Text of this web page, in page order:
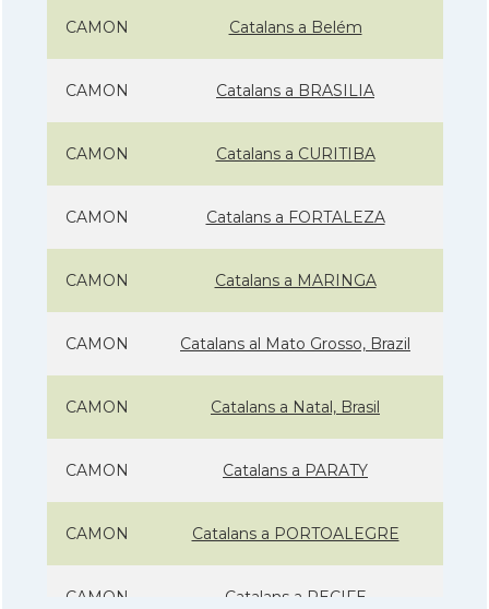
CAMON Catalans a Belém
CAMON Catalans a BRASILIA
CAMON Catalans a CURITIBA
CAMON Catalans a FORTALEZA
CAMON Catalans a MARINGA
CAMON Catalans al Mato Grosso, Brazil
CAMON Catalans a Natal, Brasil
CAMON Catalans a PARATY
CAMON Catalans a PORTOALEGRE
CAMON Catalans a RECIFE